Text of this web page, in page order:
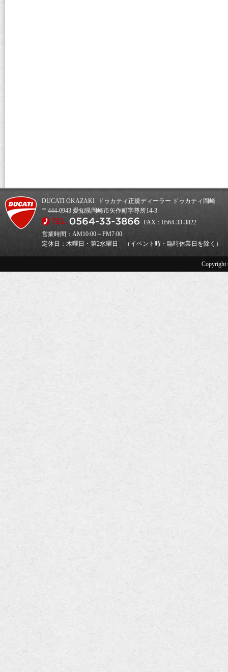
DUCATI OKAZAKI ドゥカティ正規ディーラー ドゥカティ岡崎
〒444-0943 愛知県岡崎市矢作町字尊所14-3
FAX：0564-33-3822
営業時間：AM10:00～PM7:00
定休日：木曜日・第2水曜日 （イベント時・臨時休業日を除く）